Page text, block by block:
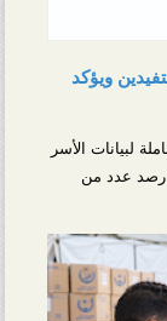
ويؤكد
لبيانات الأسر
رصد عدد من